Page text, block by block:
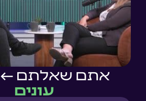
אתם שאלתם ←
עונים